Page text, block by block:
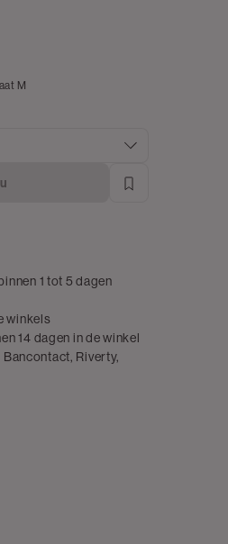
M
1 tot 5 dagen
winkels
14 dagen in de winkel
Riverty,